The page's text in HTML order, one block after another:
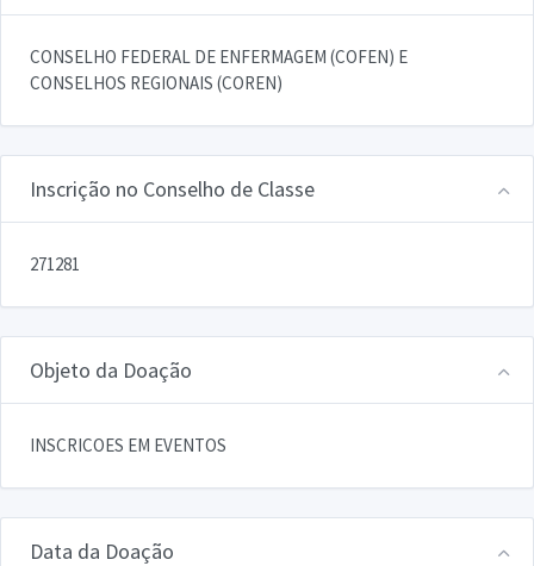
CONSELHO FEDERAL DE ENFERMAGEM (COFEN) E
CONSELHOS REGIONAIS (COREN)
Inscrição no Conselho de Classe
271281
Objeto da Doação
INSCRICOES EM EVENTOS
Data da Doação